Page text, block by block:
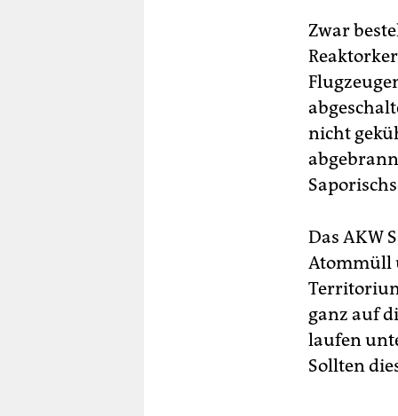
Zwar
nicht
Das AKW
Atommüll
ganz auf
laufen
Sollten